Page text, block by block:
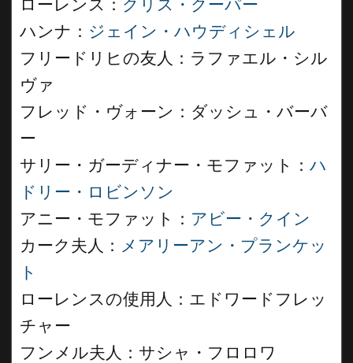
ローレンス： クリス・クーパー
ハンナ： ジェイン・ハウディシェル
フリードリヒの友人：ラファエル・シル
ヴァ
フレッド・ヴォーン：ダッシュ・バーバ
ー
サリー・ガーディナー・モファット： ハ
ドリー・ロビンソン
アニー・モファット： アビー・クイン
カーク夫人： メアリーアン・プランケッ
ト
ローレンスの使用人：エドワードフレッ
チャー
フンメル夫人：サシャ・フロロワ